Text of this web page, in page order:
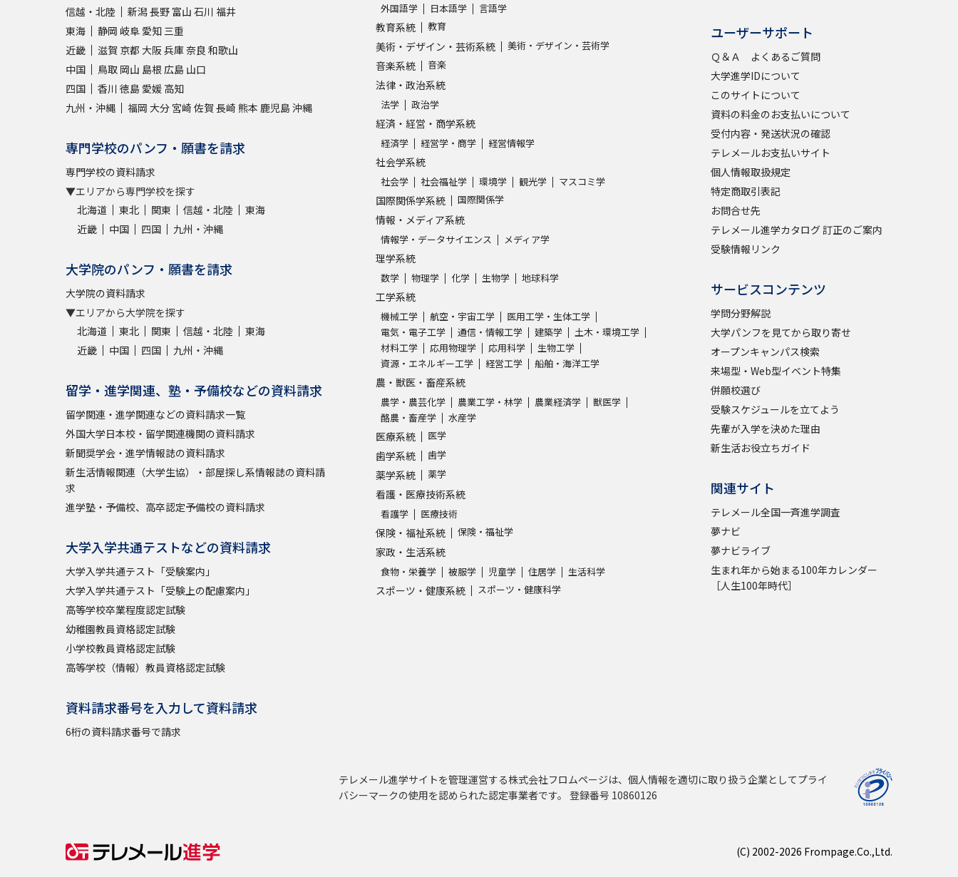
信越・北陸
新潟長野 富山 石川 福井
東海
静岡 岐阜 愛知 三重
近畿
滋賀 京都 大阪兵庫奈良 和歌山
中国
鳥取 岡山 島根 広島 山口
四国
香川 徳島 愛媛 高知
九州・沖縄
福岡 大分 宮崎 佐賀 長崎 熊本 鹿児島沖縄
専門学校のパンフ・願書を請求
専門学校の資料請求
▼エリアから専門学校を探す
北海道
東北 関東 信越・北陸
東海
近畿
中国 四国 九州・沖縄
大学院のパンフ・願書を請求
大学院の資料請求
▼エリアから大学院を探す
北海道
東北 関東 信越・北陸
東海
近畿
中国 四国 九州・沖縄
留学・進学関連、塾・予備校などの資料請求
留学関連・進学関連などの資料請求一覧
外国大学日本校・留学関連機関の資料請求
新聞奨学会・進学情報誌の資料請求
新生活情報関連（大学生協）・部屋探し系情報誌の資料請
求
進学塾・予備校、高卒認定予備校の資料請求
大学入学共通テストなどの資料請求
大学入学共通テスト「受験案内」
大学入学共通テスト「受験上の配慮案内」
高等学校卒業程度認定試験
幼稚園教員資格認定試験
小学校教員資格認定試験
高等学校（情報）教員資格認定試験
資料請求番号を入力して資料請求
6桁の資料請求番号で請求
外国語学 日本語学 言語学
教育系統 教育
美術・デザイン・芸術系統 美術・デザイン・芸術学
音楽系統 音楽
法律・政治系統
法学 政治学
経済・経営・商学系統
経済学 経営学・商学 経営情報学
社会学系統
社会学 社会福祉学 環境学 観光学 マスコミ学
国際関係学系統 国際関係学
情報・メディア系統
情報学・データサイエンス メディア学
理学系統
数学 物理学 化学 生物学 地球科学
工学系統
機械工学 航空・宇宙工学
医用工学・生体工学
電気・電子工学
通信・情報工学 建築学
土木・環境工学
材料工学
応用物理学 応用科学
生物工学
資源・エネルギー工学
経営工学 船舶・海洋工学
農・獣医・畜産系統
農学・農芸化学 農業工学・林学 農業経済学
獣医学
酪農・畜産学
水産学
医療系統 医学
歯学系統 歯学
薬学系統 薬学
看護・医療技術系統
看護学 医療技術
保険・福祉系統 保険・福祉学
家政・生活系統
食物・栄養学 被服学 児童学 住居学 生活科学
スポーツ・健康系統 スポーツ・健康科学
ユーザーサポート
Ｑ＆Ａ よくあるご質問
大学進学IDについて
このサイトについて
資料の料金のお支払いについて
受付内容・発送状況の確認
テレメールお支払いサイト
個人情報取扱規定
特定商取引表記
お問合せ先
テレメール進学カタログ 訂正のご案内
受験情報リンク
サービスコンテンツ
学問分野解説
大学パンフを見てから取り寄せ
オープンキャンパス検索
来場型・Web型イベント特集
併願校選び
受験スケジュールを立てよう
先輩が入学を決めた理由
新生活お役立ちガイド
関連サイト
テレメール全国一斉進学調査
夢ナビ
夢ナビライブ
生まれ年から始まる100年カレンダー
［人生100年時代］
テレメール進学サイトを管理運営する株式会社フロムページは、個人情報を適切に取り扱う企業としてプライ
バシーマークの使用を認められた認定事業者です。 登録番号 10860126
(C) 2002-2026 Frompage.Co.,Ltd.